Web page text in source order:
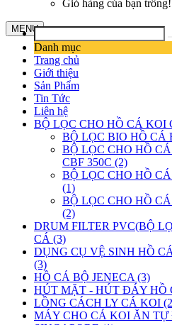
Giỏ hàng của bạn trống!
MENU
Danh mục
Trang chủ
Giới thiệu
Sản Phẩm
Tin Tức
Liên hệ
BỘ LỌC CHO HỒ CÁ KOI
BỘ LỌC BIO HỒ CÁ
BỘ LỌC CHO HỒ
CBF 350C (2)
BỘ LỌC CHO HỒ
(1)
BỘ LỌC CHO HỒ
(2)
DRUM FILTER PVC(BỘ
CÁ (3)
DỤNG CỤ VỆ SINH HỒ
(3)
HỒ CÁ BỘ JENECA (3)
HÚT MẶT - HÚT ĐÁY HỒ
LỒNG CÁCH LY CÁ KOI
MÁY CHO CÁ KOI ĂN TỰ